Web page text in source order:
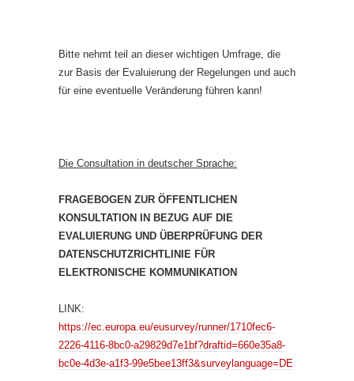
Bitte nehmt teil an dieser wichtigen Umfrage, die
zur Basis der Evaluierung der Regelungen und auch
für eine eventuelle Veränderung führen kann!
Die Consultation in deutscher Sprache:
FRAGEBOGEN ZUR ÖFFENTLICHEN
KONSULTATION IN BEZUG AUF DIE
EVALUIERUNG UND ÜBERPRÜFUNG DER
DATENSCHUTZRICHTLINIE FÜR
ELEKTRONISCHE KOMMUNIKATION
LINK:
https://ec.europa.eu/eusurvey/runner/1710fec6-
2226-4116-8bc0-a29829d7e1bf?draftid=660e35a8-
bc0e-4d3e-a1f3-99e5bee13ff3&surveylanguage=DE